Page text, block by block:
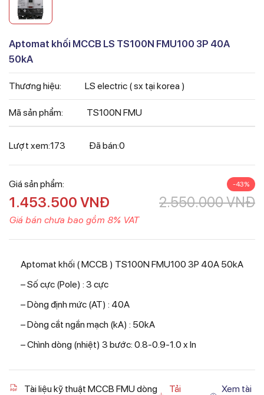
Aptomat khối MCCB LS TS100N FMU100 3P 40A
50kA
Thương hiệu: LS electric ( sx tại korea )
Mã sản phẩm: TS100N FMU
Lượt xem:173 Đã bán:0
Giá sản phẩm: -43%
2.550.000VNĐ
1.453.500 VNĐ
Giá bán chưa bao gồm 8% VAT
Aptomat khối ( MCCB ) TS100N FMU100 3P 40A 50kA
– Số cực (Pole) : 3 cực
– Dòng định mức (AT) : 40A
– Dòng cắt ngắn mạch (kA) : 50kA
– Chình dòng (nhiệt) 3 bước: 0.8-0.9-1.0 x In
Tài liệu kỹ thuật MCCB FMU dòng
Tải
Xem tài